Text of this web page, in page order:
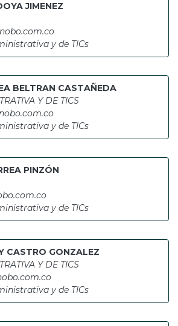
JIMENEZ
y de TICs
BELTRAN CASTAÑEDA
Y DE TICS
y de TICs
PINZÓN
y de TICs
CASTRO GONZALEZ
Y DE TICS
y de TICs